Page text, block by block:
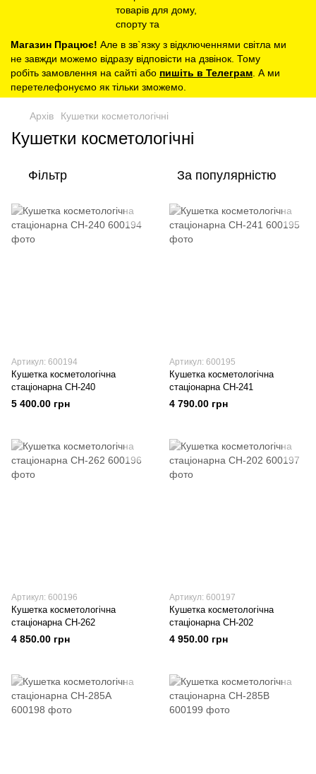
Магазин Працює! Але в зв`язку з відключеннями світла ми
не завжди можемо відразу відповісти на дзвінок. Тому
робіть замовлення на сайті або пишіть в Телеграм . А ми
перетелефонуємо як тільки зможемо.
Архів Кушетки косметологічні
Кушетки косметологічні
Фільтр За популярністю
Артикул: 600194
Кушетка косметологічна
стаціонарна CH-240
5 400.00 грн
Артикул: 600195
Кушетка косметологічна
стаціонарна CH-241
4 790.00 грн
Артикул: 600196
Кушетка косметологічна
стаціонарна CH-262
4 850.00 грн
Артикул: 600197
Кушетка косметологічна
стаціонарна CH-202
4 950.00 грн